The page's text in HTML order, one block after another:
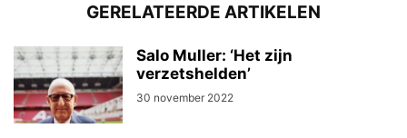
GERELATEERDE ARTIKELEN
Salo Muller: ‘Het zijn
verzetshelden’
30 november 2022